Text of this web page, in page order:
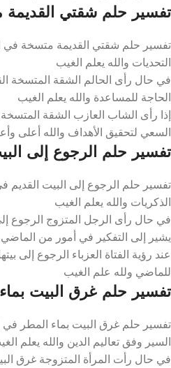
تفسير حلم شقتي القديمة
تفسير حلم شقتي القديمة متسخة في
التحديات والله يعلم الغيب
في حال رأى الحالم الشقة المتسخة
الحاجة للمساعدة والله يعلم الغيب
إذا رأى الشاب العازب الشقة
السعي لتحقيق الأهداف والله أعلى
تفسير حلم الرجوع إلى
تفسير حلم الرجوع إلى البيت القديم
الذكريات والله يعلم الغيب
في حال رأى الرجل المتزوج الرجوع
يشير إلى التفكير في أمور من الماضي
عند رؤية الفتاة العزباء الرجوع إلى
للماضي ولله علم الغيب
تفسير حلم غرق البيت
تفسير حلم غرق البيت بماء المطر في
السير وفق تعاليم الدين والله يعلم
في حال رأت المرأة المتزوجة غرق